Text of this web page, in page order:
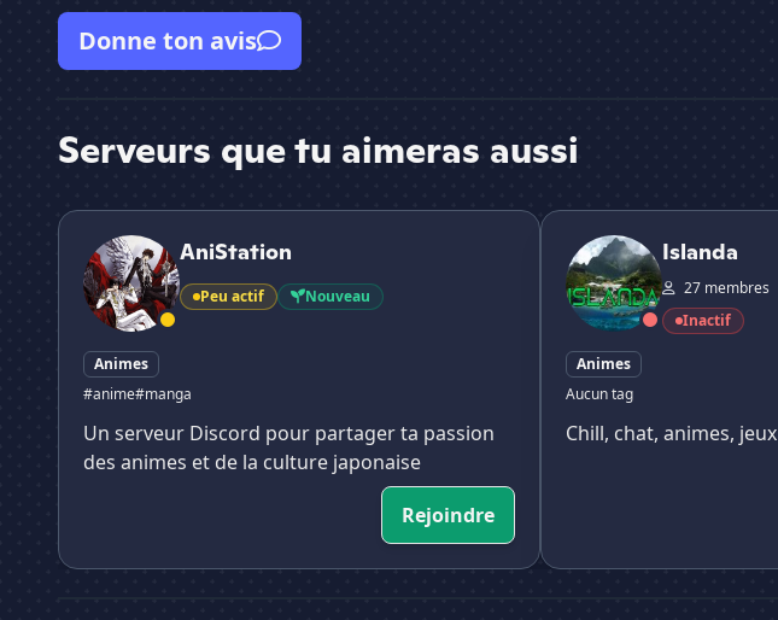
Donne ton avis
Serveurs que tu aimeras aussi
AniStation
AniStation
Peu actif Nouveau
Animes
#anime#manga
Un serveur Discord pour partager ta passion
des animes et de la culture japonaise
Rejoindre
Islanda
Islanda
27 membres
Inactif
Animes
Aucun tag
Chill, chat, animes, jeux